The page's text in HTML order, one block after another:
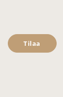
Tilaa